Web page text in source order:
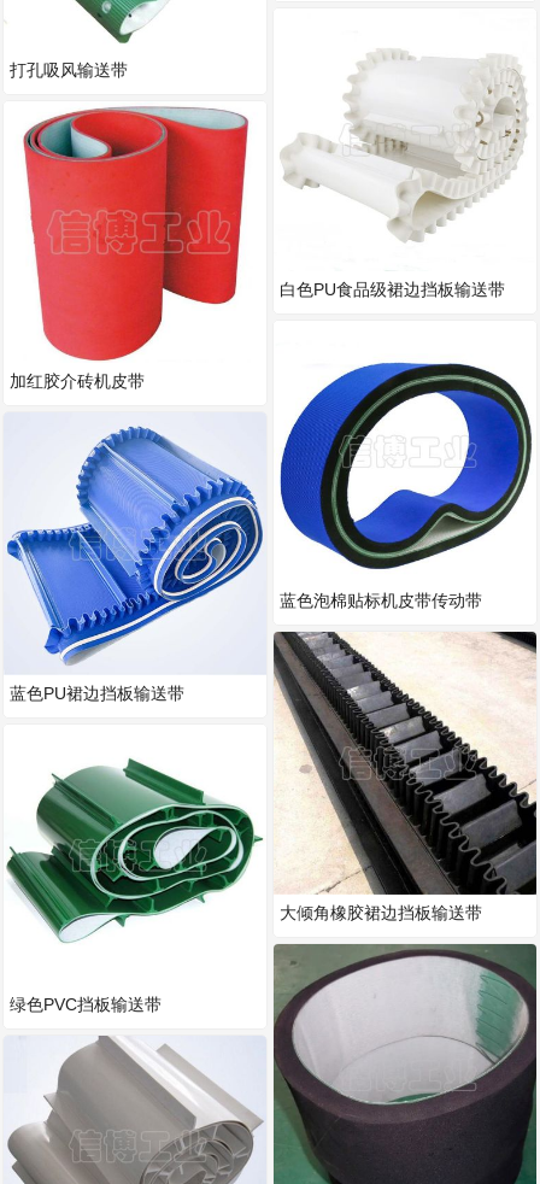
打孔吸风输送带
加红胶介砖机皮带
蓝色PU裙边挡板输送带
绿色PVC挡板输送带
白色PU食品级裙边挡板输送带
蓝色泡棉贴标机皮带传动带
大倾角橡胶裙边挡板输送带